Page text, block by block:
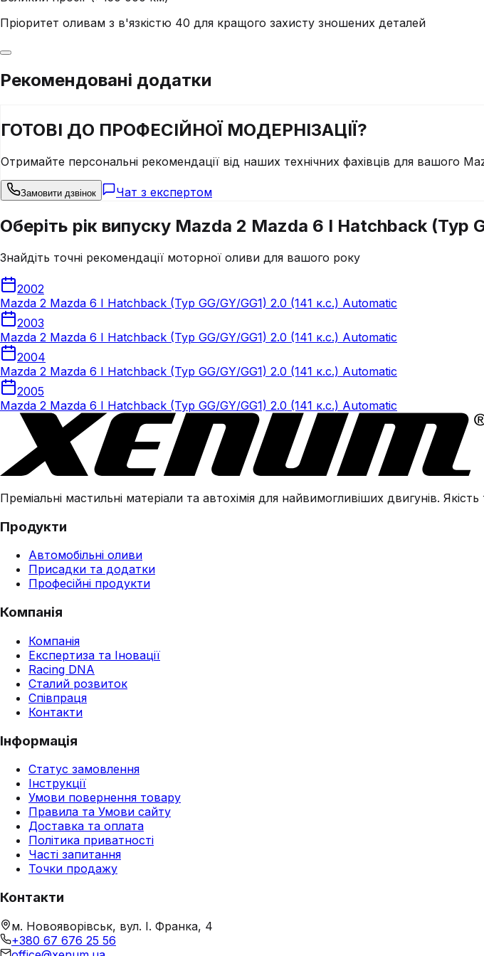
Пріоритет оливам з в'язкістю 40 для кращого захисту зношених деталей
Рекомендовані додатки
ГОТОВІ ДО ПРОФЕСІЙНОЇ МОДЕРНІЗАЦІЇ?
Отримайте персональні рекомендації від наших технічних фахівців для вашого
Замовити дзвінок Чат з експертом
Оберіть рік випуску Mazda 2 Mazda 6 I Hatchback (Typ
Знайдіть точні рекомендації моторної оливи для вашого року
2002
Mazda 2 Mazda 6 I Hatchback (Typ GG/GY/GG1) 2.0 (141 к.с.) Automatic
2003
Mazda 2 Mazda 6 I Hatchback (Typ GG/GY/GG1) 2.0 (141 к.с.) Automatic
2004
Mazda 2 Mazda 6 I Hatchback (Typ GG/GY/GG1) 2.0 (141 к.с.) Automatic
2005
Mazda 2 Mazda 6 I Hatchback (Typ GG/GY/GG1) 2.0 (141 к.с.) Automatic
Преміальні мастильні матеріали та автохімія для найвимогливіших двигунів.
Продукти
Автомобільні оливи
Присадки та додатки
Професійні продукти
Компанія
Компанія
Експертиза та Іновації
Racing DNA
Сталий розвиток
Співпраця
Контакти
Інформація
Статус замовлення
Інструкції
Умови повернення товару
Правила та Умови сайту
Доставка та оплата
Політика приватності
Часті запитання
Точки продажу
Контакти
м. Новояворівськ, вул. І. Франка, 4
+380 67 676 25 56